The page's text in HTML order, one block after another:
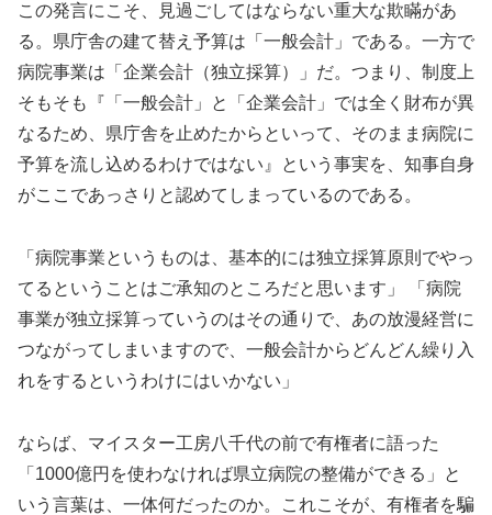
この発言にこそ、見過ごしてはならない重大な欺瞞があ
る。県庁舎の建て替え予算は「一般会計」である。一方で
病院事業は「企業会計（独立採算）」だ。つまり、制度上
そもそも『「一般会計」と「企業会計」では全く財布が異
なるため、県庁舎を止めたからといって、そのまま病院に
予算を流し込めるわけではない』という事実を、知事自身
がここであっさりと認めてしまっているのである。
「病院事業というものは、基本的には独立採算原則でやっ
てるということはご承知のところだと思います」 「病院
事業が独立採算っていうのはその通りで、あの放漫経営に
つながってしまいますので、一般会計からどんどん繰り入
れをするというわけにはいかない」
ならば、マイスター工房八千代の前で有権者に語った
「1000億円を使わなければ県立病院の整備ができる」と
いう言葉は、一体何だったのか。これこそが、有権者を騙